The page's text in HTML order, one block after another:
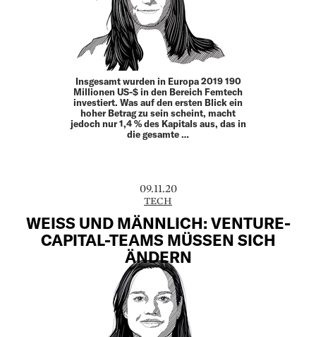
Insgesamt wurden in Europa 2019 190
Millionen US-$ in den Bereich Femtech
investiert. Was auf den ersten Blick ein
hoher Betrag zu sein scheint, macht
jedoch nur 1,4 % des Kapitals aus, das in
die gesamte …
09.11.20
TECH
WEISS UND MÄNNLICH: VENTURE-C
APITAL-TEAMS MÜSSEN SICH Ä
NDERN